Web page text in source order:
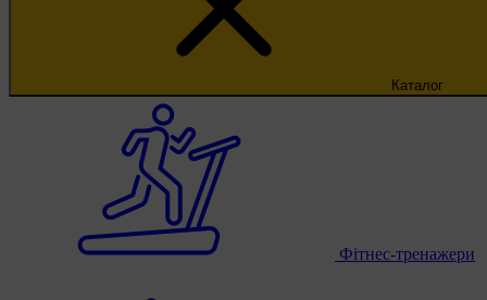
Каталог
Фітнес-тренажери